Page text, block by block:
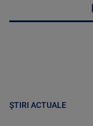
ȘTIRI ACTUALE